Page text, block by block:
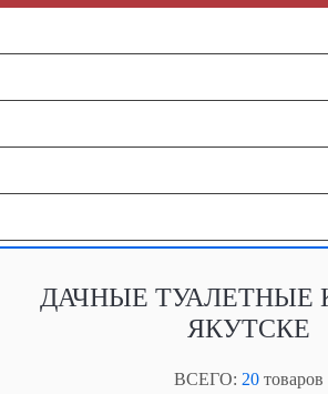
ДАЧНЫЕ ТУАЛЕТНЫЕ
ЯКУТСКЕ
ВСЕГО: 20товаров